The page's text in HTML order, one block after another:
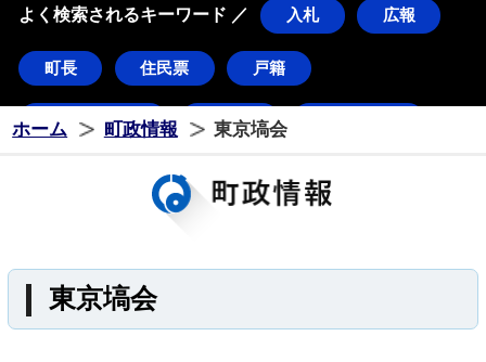
よく検索されるキーワード ／ 入札 広報
町長 住民票 戸籍
道の駅はなわ ダリア
塙
矢祭町 つつじ 奥久慈 米山
ホーム 町政情報 東京塙会
東京塙会